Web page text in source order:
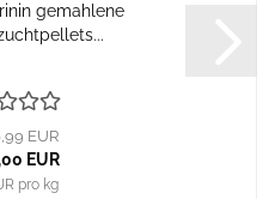
gemahlene
EUR
EUR
pro kg